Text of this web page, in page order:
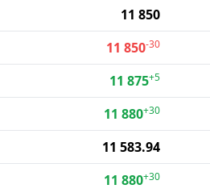
11 850
11 850-30
11 875+5
11 880+30
11 583.94
11 880+30